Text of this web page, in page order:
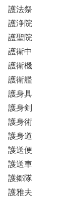
護法祭
護浄院
護聖院
護衛中
護衛機
護衛艦
護身具
護身剣
護身術
護身道
護送便
護送車
護郷隊
護雅夫